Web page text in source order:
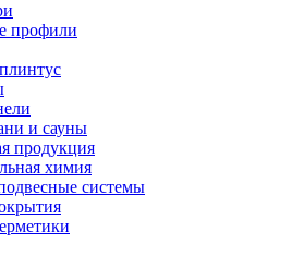
профили
и сауны
продукция
химия
системы